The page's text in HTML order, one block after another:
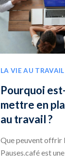
LA VIE AU TRAVAIL
Pourquoi
mettre en
au travail ?
Que peuvent offrir
Pauses.café est